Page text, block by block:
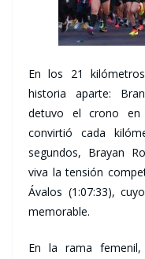
En los 21
historia aparte:
detuvo el crono en
convirtió cada
segundos, Brayan
viva la tensión
Ávalos (1:07:33),
memorable.
En la rama